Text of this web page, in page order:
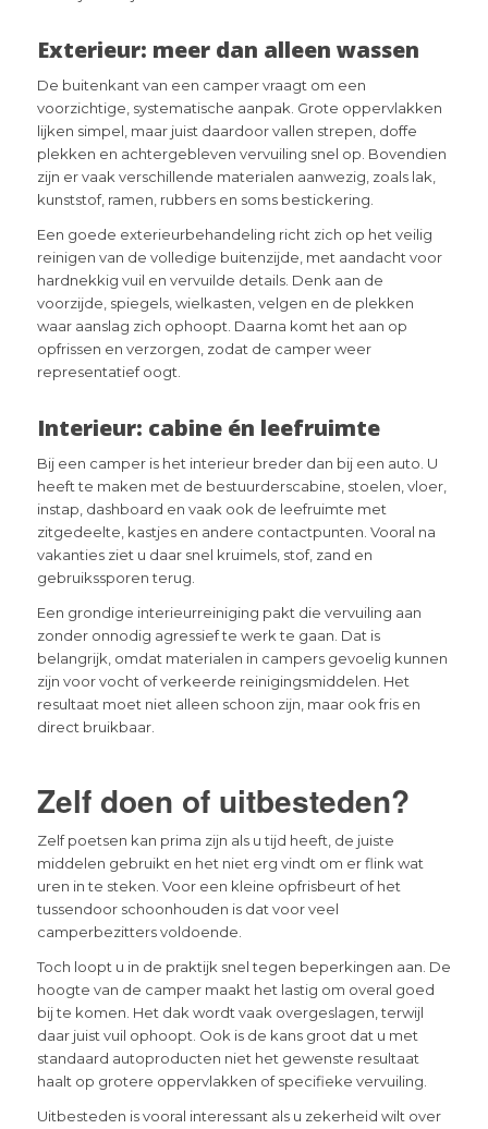
Exterieur: meer dan alleen wassen
De buitenkant van een camper vraagt om een
voorzichtige, systematische aanpak. Grote oppervlakken
lijken simpel, maar juist daardoor vallen strepen, doffe
plekken en achtergebleven vervuiling snel op. Bovendien
zijn er vaak verschillende materialen aanwezig, zoals lak,
kunststof, ramen, rubbers en soms bestickering.
Een goede exterieurbehandeling richt zich op het veilig
reinigen van de volledige buitenzijde, met aandacht voor
hardnekkig vuil en vervuilde details. Denk aan de
voorzijde, spiegels, wielkasten, velgen en de plekken
waar aanslag zich ophoopt. Daarna komt het aan op
opfrissen en verzorgen, zodat de camper weer
representatief oogt.
Interieur: cabine én leefruimte
Bij een camper is het interieur breder dan bij een auto. U
heeft te maken met de bestuurderscabine, stoelen, vloer,
instap, dashboard en vaak ook de leefruimte met
zitgedeelte, kastjes en andere contactpunten. Vooral na
vakanties ziet u daar snel kruimels, stof, zand en
gebruikssporen terug.
Een grondige interieurreiniging pakt die vervuiling aan
zonder onnodig agressief te werk te gaan. Dat is
belangrijk, omdat materialen in campers gevoelig kunnen
zijn voor vocht of verkeerde reinigingsmiddelen. Het
resultaat moet niet alleen schoon zijn, maar ook fris en
direct bruikbaar.
Zelf doen of uitbesteden?
Zelf poetsen kan prima zijn als u tijd heeft, de juiste
middelen gebruikt en het niet erg vindt om er flink wat
uren in te steken. Voor een kleine opfrisbeurt of het
tussendoor schoonhouden is dat voor veel
camperbezitters voldoende.
Toch loopt u in de praktijk snel tegen beperkingen aan. De
hoogte van de camper maakt het lastig om overal goed
bij te komen. Het dak wordt vaak overgeslagen, terwijl
daar juist vuil ophoopt. Ook is de kans groot dat u met
standaard autoproducten niet het gewenste resultaat
haalt op grotere oppervlakken of specifieke vervuiling.
Uitbesteden is vooral interessant als u zekerheid wilt over